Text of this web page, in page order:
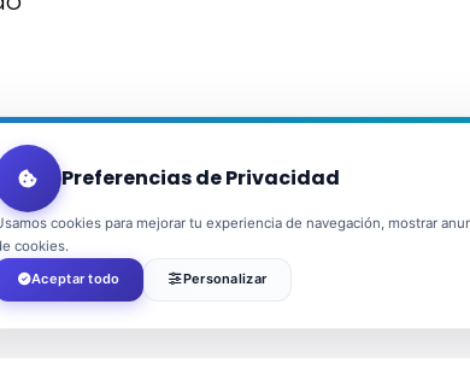
Preferencias de Privacidad
cookies para mejorar tu experiencia de navegación, mostrar
cookies.
Aceptar todo
Personalizar